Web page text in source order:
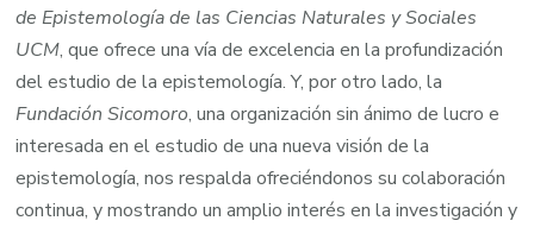
de Epistemología de las Ciencias Naturales y Sociales
UCM, que ofrece una vía de excelencia en la profundización
del estudio de la epistemología. Y, por otro lado, la
Fundación Sicomoro, una organización sin ánimo de lucro e
interesada en el estudio de una nueva visión de la
epistemología, nos respalda ofreciéndonos su colaboración
continua, y mostrando un amplio interés en la investigación y